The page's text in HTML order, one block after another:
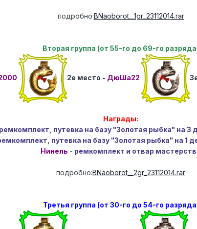
подробно:BNaoborot__1gr_23112014.rar
Вторая группа (от 55-го до 69-го
2е место - ДюШа22
Награды:
ремкомплект, путевка на базу "Золотая рыбка" на 3
путевка на базу "Золотая рыбка" на 1
Нинель - ремкомплект и отвар
подробно:BNaoborot__2gr_23112014.rar
Третья группа (от 30-го до 54-го